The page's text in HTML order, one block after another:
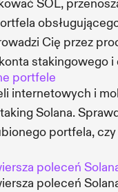
SOL,
Cię przez
stakingowego i
portfele
internetowych i
Solana.
portfela, czy
poleceń
poleceń